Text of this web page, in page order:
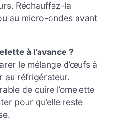
Réchauffez-la
au micro-ondes avant
à l’avance ?
le mélange d’œufs à
au réfrigérateur.
de cuire l’omelette
pour qu’elle reste